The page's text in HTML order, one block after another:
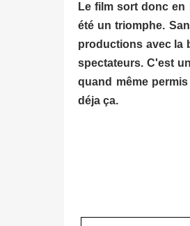
Le film sort donc
été un triomphe.
productions avec la
spectateurs. C'est
quand même
déja ça.